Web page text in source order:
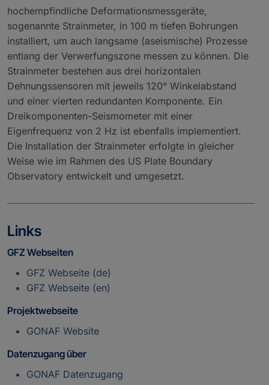
hochempfindliche Deformationsmessgeräte,
sogenannte Strainmeter, in 100 m tiefen Bohrungen
installiert, um auch langsame (aseismische) Prozesse
entlang der Verwerfungszone messen zu können. Die
Strainmeter bestehen aus drei horizontalen
Dehnungssensoren mit jeweils 120° Winkelabstand
und einer vierten redundanten Komponente. Ein
Dreikomponenten-Seismometer mit einer
Eigenfrequenz von 2 Hz ist ebenfalls implementiert.
Die Installation der Strainmeter erfolgte in gleicher
Weise wie im Rahmen des US Plate Boundary
Observatory entwickelt und umgesetzt.
Links
GFZ Webseiten
GFZ Webseite (de)
GFZ Webseite (en)
Projektwebseite
GONAF Website
Datenzugang über
GONAF Datenzugang